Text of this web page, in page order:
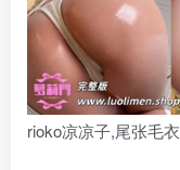
rioko凉凉子,尾张毛衣